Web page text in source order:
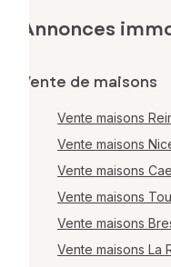
Annonces
Vente de maisons
Vente maisons
Vente maisons
Vente maisons
Vente maisons
Vente maisons
Vente maisons La